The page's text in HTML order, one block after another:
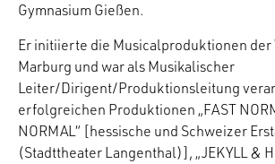
Gymnasium Gießen.
Er initiierte die Musicalproduktionen der
Marburg und war als Musikalischer
Leiter/Dirigent/Produktionsleitung
erfolgreichen Produktionen „FAST
NORMAL“ [hessische und Schweizer
(Stadttheater Langenthal)], „JEKYLL &